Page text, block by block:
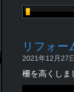
リフォー
2021年12月27
柵を高くしま